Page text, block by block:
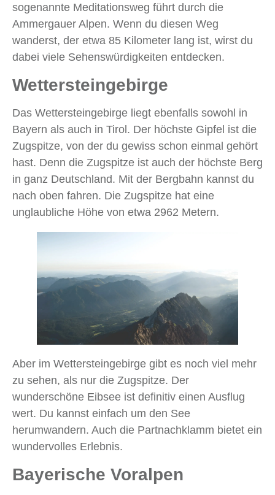
sogenannte Meditationsweg führt durch die
Ammergauer Alpen. Wenn du diesen Weg
wanderst, der etwa 85 Kilometer lang ist, wirst du
dabei viele Sehenswürdigkeiten entdecken.
Wettersteingebirge
Das Wettersteingebirge liegt ebenfalls sowohl in
Bayern als auch in Tirol. Der höchste Gipfel ist die
Zugspitze, von der du gewiss schon einmal gehört
hast. Denn die Zugspitze ist auch der höchste Berg
in ganz Deutschland. Mit der Bergbahn kannst du
nach oben fahren. Die Zugspitze hat eine
unglaubliche Höhe von etwa 2962 Metern.
Aber im Wettersteingebirge gibt es noch viel mehr
zu sehen, als nur die Zugspitze. Der
wunderschöne Eibsee ist definitiv einen Ausflug
wert. Du kannst einfach um den See
herumwandern. Auch die Partnachklamm bietet ein
wundervolles Erlebnis.
Bayerische Voralpen